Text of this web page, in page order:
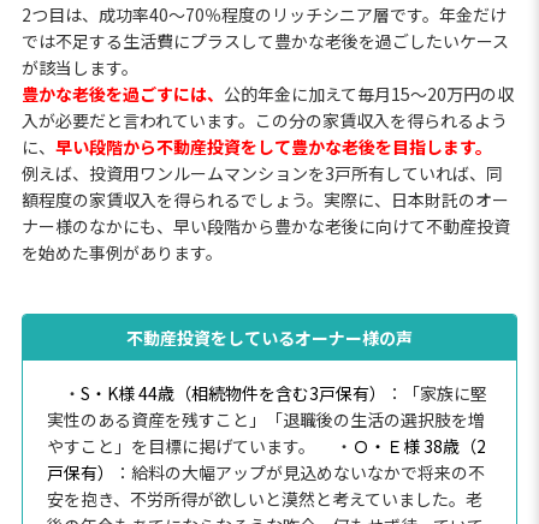
2つ目は、成功率40～70％程度のリッチシニア層です。年金だけ
では不足する生活費にプラスして豊かな老後を過ごしたいケース
が該当します。
豊かな老後を過ごすには、 公的年金に加えて毎月15〜20万円の収
入が必要だと言われています。この分の家賃収入を得られるよう
に、 早い段階から不動産投資をして豊かな老後を目指します。
例えば、投資用ワンルームマンションを3戸所有していれば、同
額程度の家賃収入を得られるでしょう。実際に、日本財託のオー
ナー様のなかにも、早い段階から豊かな老後に向けて不動産投資
を始めた事例があります。
不動産投資をしているオーナー様の声
・ S・K様 44歳（相続物件を含む3戸保有）
：「家族に堅
実性のある資産を残すこと」「退職後の生活の選択肢を増
やすこと」を目標に掲げています。
・ Ｏ・Ｅ様 38歳（2
戸保有）
：給料の大幅アップが見込めないなかで将来の不
安を抱き、不労所得が欲しいと漠然と考えていました。老